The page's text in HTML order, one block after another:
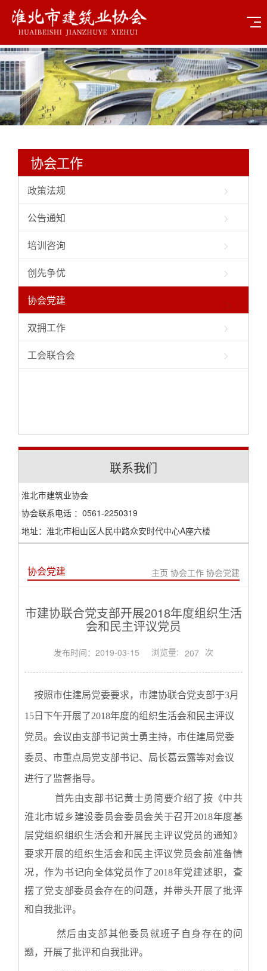
协会工作
政策法规
公告通知
培训咨询
创先争优
协会党建
双拥工作
工会联合会
联系我们
淮北市建筑业协会
协会联系电话 ：0561-2250319
地址：淮北市相山区人民中路众安时代中心A座六楼
协会党建 主页 协会工作 协会党建
市建协联合党支部开展2018年度组织生活
会和民主评议党员
发布时间：2019-03-15 浏览量: 207 次
按照市住建局党委要求，市建协联合党支部于3月
15日下午开展了2018年度的组织生活会和民主评议
党员。会议由支部书记黄士勇主持，市住建局党委
委员、市重点局党支部书记、局长葛云露等对会议
进行了监督指导。
首先由支部书记黄士勇简要介绍了按《中共
淮北市城乡建设委员会委员会关于召开2018年度基
层党组织组织生活会和开展民主评议党员的通知》
要求开展的组织生活会和民主评议党员会前准备情
况，作为书记向全体党员作了2018年党建述职，查
摆了党支部委员会存在的问题，并带头开展了批评
和自我批评。
然后由支部其他委员就班子自身存在的问
题，开展了批评和自我批评。